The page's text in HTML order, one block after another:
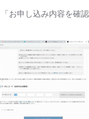
お申し込み内容を確